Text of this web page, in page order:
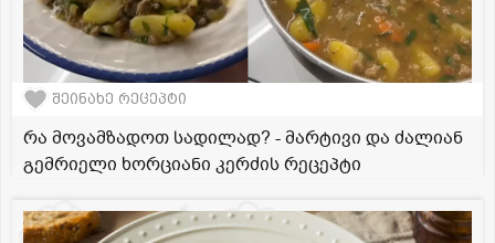
შეინახე რეცეპტი
რა მოვამზადოთ სადილად? - მარტივი და ძალიან
გემრიელი ხორციანი კერძის რეცეპტი